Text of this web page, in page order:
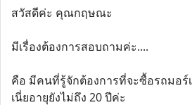
สวัสดีค่ะ คุณกฤษณะ
มีเรื่องต้องการสอบถามค่ะ....
คือ มีคนที่รู้จักต้องการที่จะซื้อรถมอร์
เนี่ยอายุยังไม่ถึง 20 ปีค่ะ